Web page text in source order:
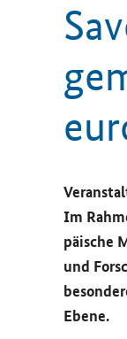
Im
päi­sche
und
Ebene.